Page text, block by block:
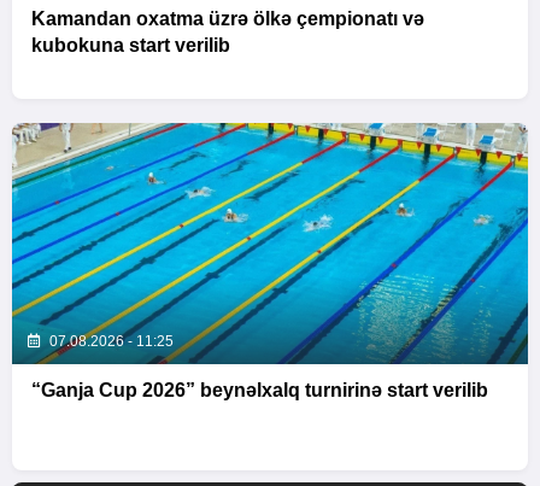
Kamandan oxatma üzrə ölkə çempionatı və
kubokuna start verilib
07.08.2026 - 11:25
“Ganja Cup 2026” beynəlxalq turnirinə start verilib